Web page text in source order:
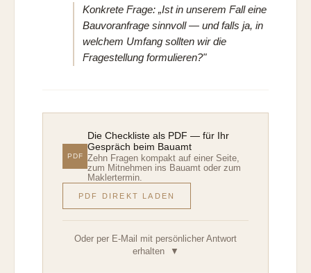
Konkrete Frage: „Ist in unserem Fall eine
Bauvoranfrage sinnvoll — und falls ja, in
welchem Umfang sollten wir die
Fragestellung formulieren?"
PDF
Die Checkliste als PDF — für Ihr
Gespräch beim Bauamt
Zehn Fragen kompakt auf einer Seite,
zum Mitnehmen ins Bauamt oder zum
Maklertermin.
PDF DIREKT LADEN
Oder per E-Mail mit persönlicher Antwort
erhalten
▼